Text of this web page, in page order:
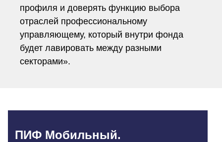
профиля и доверять функцию выбора
отраслей профессиональному
управляющему, который внутри фонда
будет лавировать между разными
секторами».
ПИФ Мобильный.